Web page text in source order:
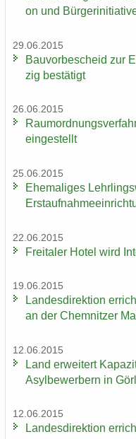
on und
29.06.2015
Bau­vor­be­scheid zur
zig be­stä­tigt
26.06.2015
ein­ge­stellt
25.06.2015
Ehe­ma­li­ges
22.06.2015
Frei­ta­ler Hotel wird
19.06.2015
Lan­des­di­rek­ti­on
an der Chem­nit­zer
12.06.2015
Land er­wei­tert
Asyl­be­wer­bern in
12.06.2015
Lan­des­di­rek­ti­on